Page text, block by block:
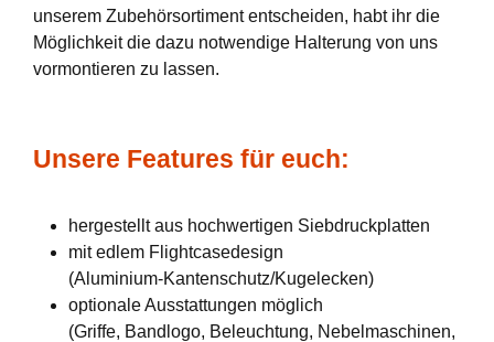
unserem Zubehörsortiment entscheiden, habt ihr die
Möglichkeit die dazu notwendige Halterung von uns
vormontieren zu lassen.
Unsere Features für euch:
hergestellt aus hochwertigen Siebdruckplatten
mit edlem Flightcasedesign
(Aluminium-Kantenschutz/Kugelecken)
optionale Ausstattungen möglich
(Griffe, Bandlogo, Beleuchtung, Nebelmaschinen,